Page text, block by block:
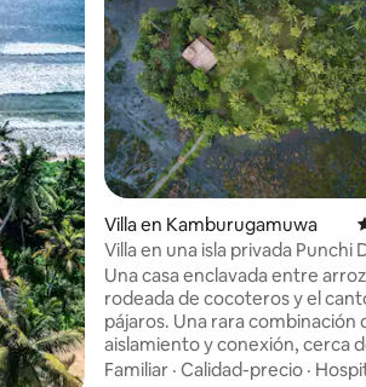
Villa en Kamburugamuwa
Villa en una isla privada Punchi
para dos
Una casa enclavada entre
rodeada de cocoteros y el
pájaros. Una rara combinación
aislamiento y conexión, cerca
del pueblo pero a un rápido
Familiar · Calidad-precio ·